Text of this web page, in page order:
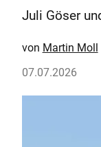
Juli Göser
Martin Moll
07.07.2026